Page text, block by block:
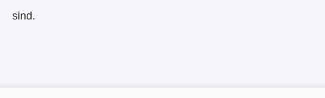
sind.